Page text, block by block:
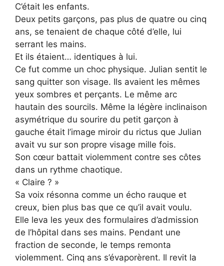
C’était les enfants.
Deux petits garçons, pas plus de quatre ou cinq
ans, se tenaient de chaque côté d’elle, lui
serrant les mains.
Et ils étaient… identiques à lui.
Ce fut comme un choc physique. Julian sentit le
sang quitter son visage. Ils avaient les mêmes
yeux sombres et perçants. Le même arc
hautain des sourcils. Même la légère inclinaison
asymétrique du sourire du petit garçon à
gauche était l’image miroir du rictus que Julian
avait vu sur son propre visage mille fois.
Son cœur battait violemment contre ses côtes
dans un rythme chaotique.
« Claire ? »
Sa voix résonna comme un écho rauque et
creux, bien plus bas que ce qu’il avait voulu.
Elle leva les yeux des formulaires d’admission
de l’hôpital dans ses mains. Pendant une
fraction de seconde, le temps remonta
violemment. Cinq ans s’évaporèrent. Il revit la